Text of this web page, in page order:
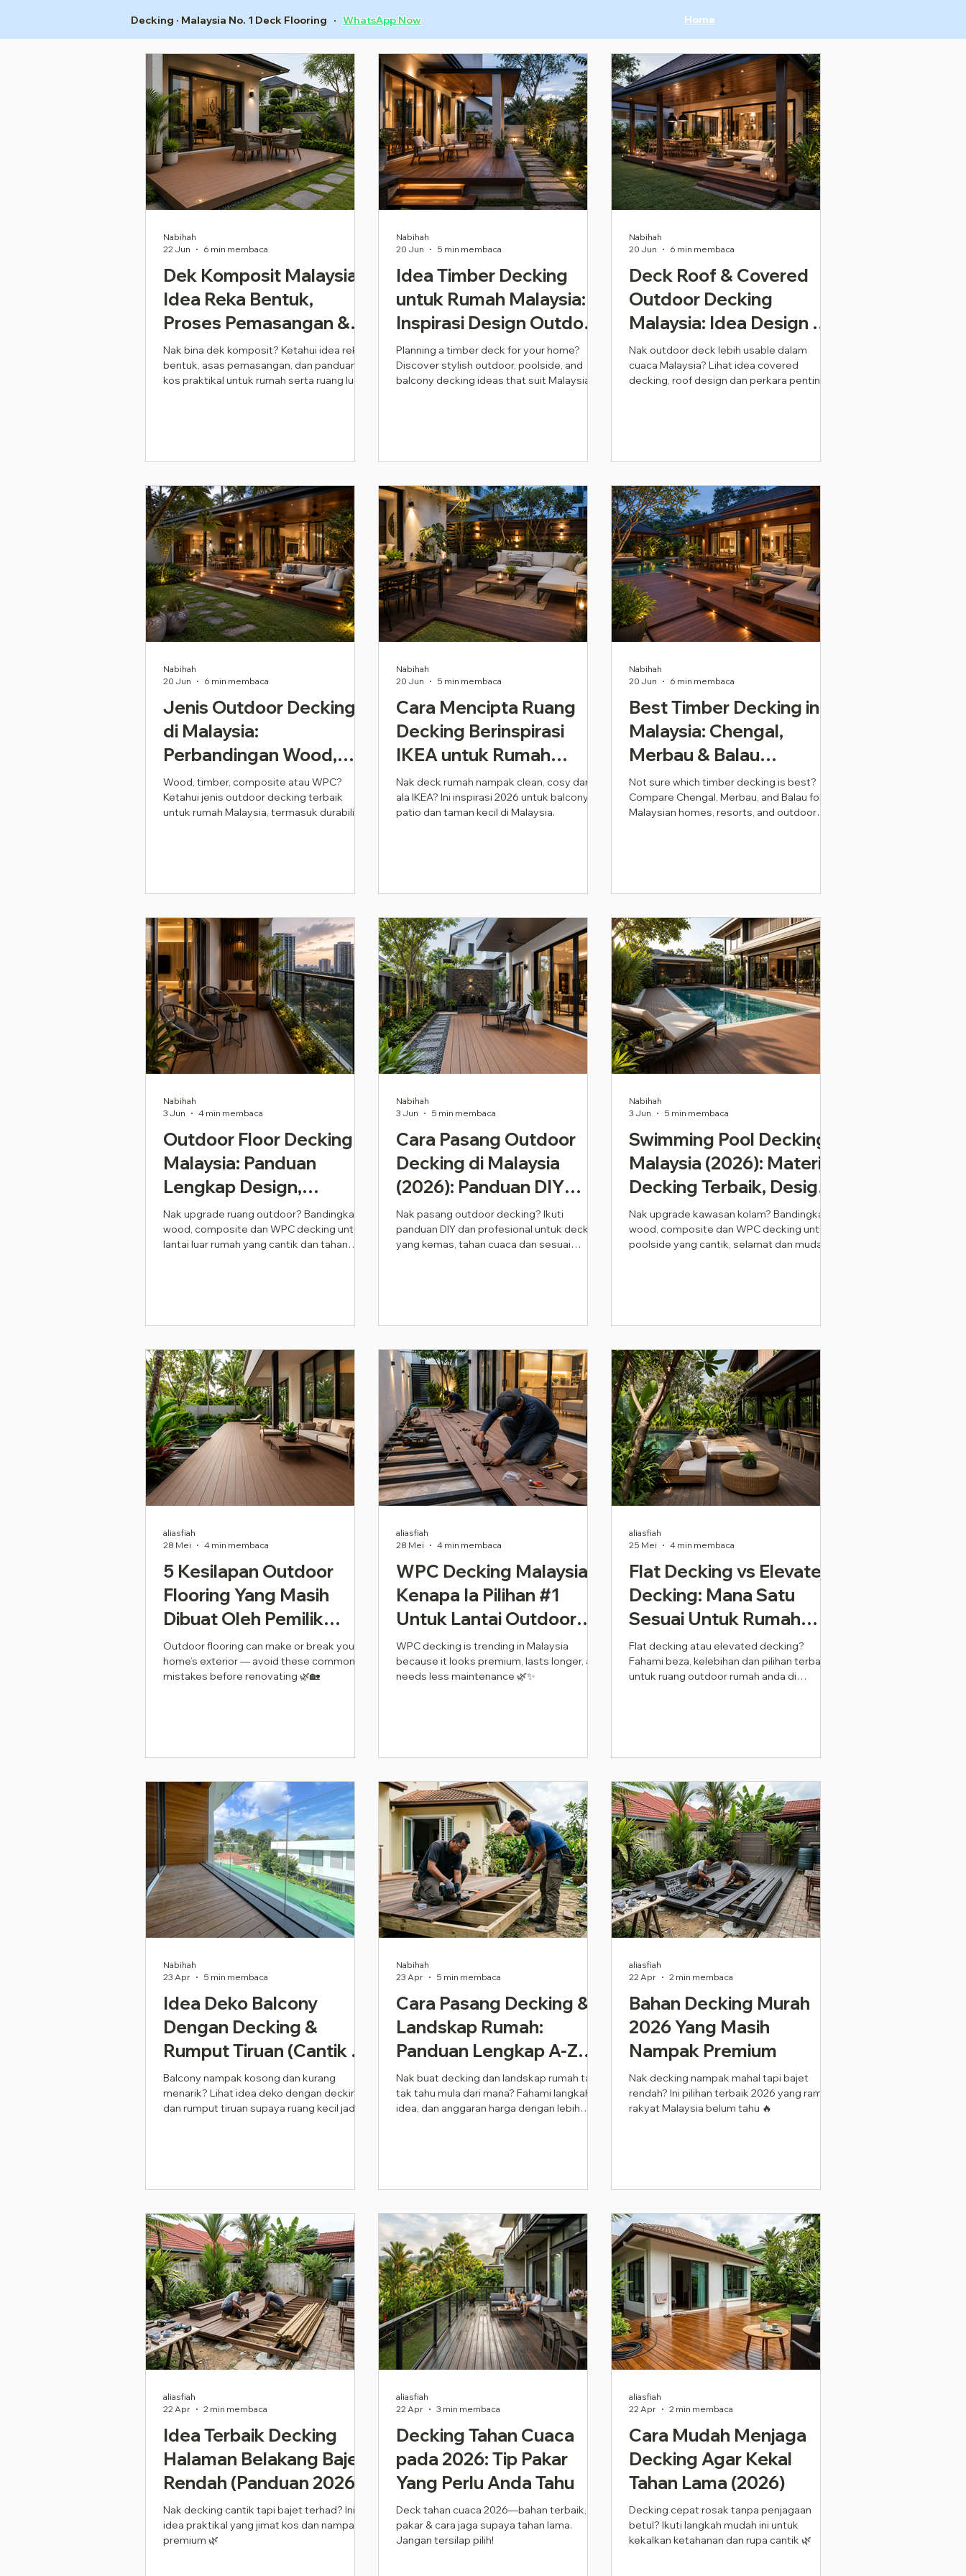
Decking · Malaysia No. 1 Deck Flooring · WhatsApp Now Home
Dek Komposit Malaysia:
Idea Reka Bentuk,
Proses Pemasangan &
Panduan Kos (2026)
Nak bina dek komposit? Ketahui idea reka
bentuk, asas pemasangan, dan panduan
kos praktikal untuk rumah serta ruang luar
Nabihah
22 Jun
6 min membaca
Idea Timber Decking
untuk Rumah Malaysia:
Inspirasi Design Outdoor,
Pool & Balcony (2026)
Planning a timber deck for your home?
Discover stylish outdoor, poolside, and
balcony decking ideas that suit Malaysian
Nabihah
20 Jun
5 min membaca
Deck Roof & Covered
Outdoor Decking
Malaysia: Idea Design &
Apa Yang Perlu
Dipertimbangkan
Nak outdoor deck lebih usable dalam
cuaca Malaysia? Lihat idea covered
decking, roof design dan perkara penting
Nabihah
20 Jun
6 min membaca
Jenis Outdoor Decking
di Malaysia:
Perbandingan Wood,
Composite, WPC &
Timber (2026)
Wood, timber, composite atau WPC?
Ketahui jenis outdoor decking terbaik
untuk rumah Malaysia, termasuk durability,
Nabihah
20 Jun
6 min membaca
Cara Mencipta Ruang
Decking Berinspirasi
IKEA untuk Rumah
Malaysia Anda (Inspirasi
2026)
Nak deck rumah nampak clean, cosy dan
ala IKEA? Ini inspirasi 2026 untuk balcony,
patio dan taman kecil di Malaysia.
Nabihah
20 Jun
5 min membaca
Best Timber Decking in
Malaysia: Chengal,
Merbau & Balau
Compared (2026 Guide)
Not sure which timber decking is best?
Compare Chengal, Merbau, and Balau for
Malaysian homes, resorts, and outdoor
Nabihah
20 Jun
6 min membaca
Outdoor Floor Decking
Malaysia: Panduan
Lengkap Design,
Material & Pemasangan
(2026)
Nak upgrade ruang outdoor? Bandingkan
wood, composite dan WPC decking untuk
lantai luar rumah yang cantik dan tahan
Nabihah
3 Jun
4 min membaca
Cara Pasang Outdoor
Decking di Malaysia
(2026): Panduan DIY
Langkah Demi Langkah
& Pemasangan
Nak pasang outdoor decking? Ikuti
panduan DIY dan profesional untuk decking
yang kemas, tahan cuaca dan sesuai
Nabihah
3 Jun
5 min membaca
Swimming Pool Decking
Malaysia (2026): Material
Decking Terbaik, Design
Moden & Panduan
Pemasangan Profesional
Nak upgrade kawasan kolam? Bandingkan
wood, composite dan WPC decking untuk
poolside yang cantik, selamat dan mudah
Nabihah
3 Jun
5 min membaca
5 Kesilapan Outdoor
Flooring Yang Masih
Dibuat Oleh Pemilik
Rumah Malaysia Pada
2026
Outdoor flooring can make or break your
home’s exterior — avoid these common
mistakes before renovating 🌿🏡
aliasfiah
28 Mei
4 min membaca
WPC Decking Malaysia:
Kenapa Ia Pilihan #1
Untuk Lantai Outdoor
Pada 2026
WPC decking is trending in Malaysia
because it looks premium, lasts longer, and
needs less maintenance 🌿✨
aliasfiah
28 Mei
4 min membaca
Flat Decking vs Elevated
Decking: Mana Satu
Sesuai Untuk Rumah
Anda di Malaysia Pada
2026?
Flat decking atau elevated decking?
Fahami beza, kelebihan dan pilihan terbaik
untuk ruang outdoor rumah anda di
aliasfiah
25 Mei
4 min membaca
Idea Deko Balcony
Dengan Decking &
Rumput Tiruan (Cantik &
Praktikal 2026)
Balcony nampak kosong dan kurang
menarik? Lihat idea deko dengan decking
dan rumput tiruan supaya ruang kecil jadi
Nabihah
23 Apr
5 min membaca
Cara Pasang Decking &
Landskap Rumah:
Panduan Lengkap A-Z
(2026)
Nak buat decking dan landskap rumah tapi
tak tahu mula dari mana? Fahami langkah,
idea, dan anggaran harga dengan lebih
Nabihah
23 Apr
5 min membaca
Bahan Decking Murah
2026 Yang Masih
Nampak Premium
Nak decking nampak mahal tapi bajet
rendah? Ini pilihan terbaik 2026 yang ramai
rakyat Malaysia belum tahu 🔥
aliasfiah
22 Apr
2 min membaca
Idea Terbaik Decking
Halaman Belakang Bajet
Rendah (Panduan 2026)
Nak decking cantik tapi bajet terhad? Ini
idea praktikal yang jimat kos dan nampak
premium 🌿
aliasfiah
22 Apr
2 min membaca
Decking Tahan Cuaca
pada 2026: Tip Pakar
Yang Perlu Anda Tahu
Deck tahan cuaca 2026—bahan terbaik, tip
pakar & cara jaga supaya tahan lama.
Jangan tersilap pilih!
aliasfiah
22 Apr
3 min membaca
Cara Mudah Menjaga
Decking Agar Kekal
Tahan Lama (2026)
Decking cepat rosak tanpa penjagaan
betul? Ikuti langkah mudah ini untuk
kekalkan ketahanan dan rupa cantik 🌿
aliasfiah
22 Apr
2 min membaca